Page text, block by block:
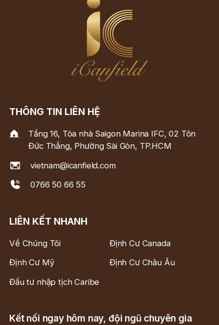
THÔNG TIN LIÊN HỆ
Tầng 16, Tòa nhà Saigon Marina IFC, 02 Tôn
Đức Thắng, Phường Sài Gòn, TP.HCM
vietnam@icanfield.com
0766 50 66 55
LIÊN KẾT NHANH
Về Chúng Tôi
Định Cư Canada
Định Cư Mỹ
Định Cư Châu Âu
Đầu tư nhập tịch Caribe
Kết nối ngay hôm nay, đội ngũ chuyên gia